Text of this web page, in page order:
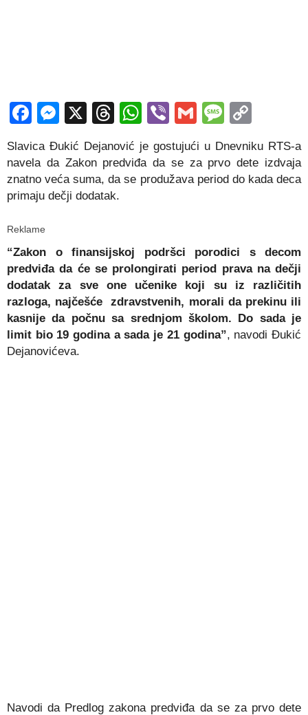
Facebook
Messenger
X Threads
WhatsApp
ViberGmail
Slavica Đukić Dejanović je gostujući u Dnevniku RTS-a
navela da Zakon predviđa da se za prvo dete izdvaja
znatno veća suma, da se produžava period do kada deca
primaju dečji dodatak.
Reklame
“Zakon o finansijskoj podršci porodici s decom
predviđa da će se prolongirati period prava na dečji
dodatak za sve one učenike koji su iz različitih
razloga, najčešće zdravstvenih, morali da prekinu ili
kasnije da počnu sa srednjom školom. Do sada je
limit bio 19 godina a sada je 21 godina”, navodi Đukić
Dejanovićeva.
Navodi da Predlog zakona predviđa da se za prvo dete